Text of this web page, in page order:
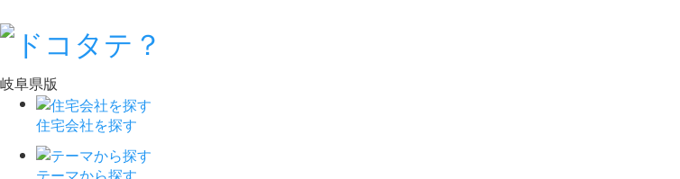
岐阜県版
住宅会社を探す